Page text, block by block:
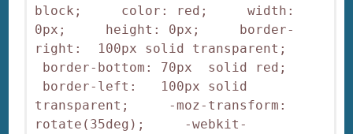
block;     color: red;     width:
0px;     height: 0px;     border-
right:  100px solid transparent;
border-bottom: 70px  solid red;
border-left:   100px solid
transparent;     -moz-transform:
rotate(35deg);     -webkit-